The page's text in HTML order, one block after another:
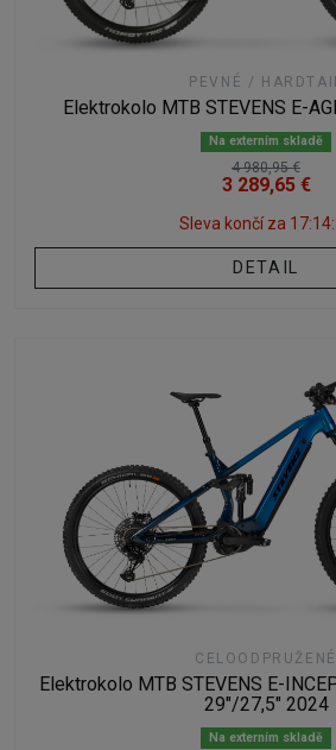
PEVNÉ /
Elektrokolo MTB STEVENS E-
Na externím skladě
4 980,95 €
3 289,65 €
Sleva končí za
DETAIL
CELOODPRUŽENÉ
Elektrokolo MTB STEVENS E-
29"/27,5" 2024
Na externím skladě